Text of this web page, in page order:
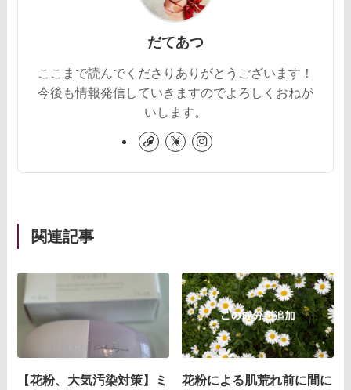
だてあつ
ここまで読んでくださりありがとうございます！
今後も情報発信していきますのでよろしくおねが
いします。
関連記事
【花粉、大気汚染対策】ミ
花粉による肌荒れ前に間に